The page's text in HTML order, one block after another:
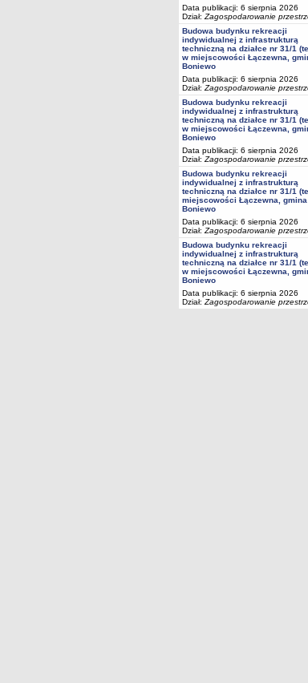
Data publikacji: 6 sierpnia 2026
Dział: Zagospodarowanie
Budowa budynku rekreacji
indywidualnej z infrastrukturą
techniczną na działce nr 31/1
w miejscowości Łączewna,
Boniewo
Data publikacji: 6 sierpnia 2026
Dział: Zagospodarowanie
Budowa budynku rekreacji
indywidualnej z infrastrukturą
techniczną na działce nr 31/1
w miejscowości Łączewna,
Boniewo
Data publikacji: 6 sierpnia 2026
Dział: Zagospodarowanie
Budowa budynku rekreacji
indywidualnej z infrastrukturą
techniczną na działce nr 31/1
miejscowości Łączewna, gmina
Boniewo
Data publikacji: 6 sierpnia 2026
Dział: Zagospodarowanie
Budowa budynku rekreacji
indywidualnej z infrastrukturą
techniczną na działce nr 31/1
w miejscowości Łączewna,
Boniewo
Data publikacji: 6 sierpnia 2026
Dział: Zagospodarowanie